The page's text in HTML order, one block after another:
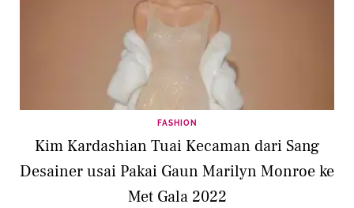
FASHION
Kim Kardashian Tuai Kecaman dari Sang
Desainer usai Pakai Gaun Marilyn Monroe ke
Met Gala 2022